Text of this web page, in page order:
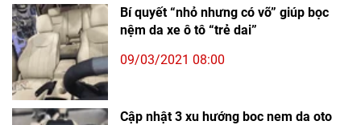
Bí quyết “nhỏ nhưng có võ” giúp bọc
nệm da xe ô tô “trẻ dai”
09/03/2021 08:00
Cập nhật 3 xu hướng boc nem da oto